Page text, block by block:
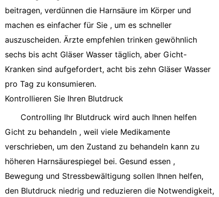
beitragen, verdünnen die Harnsäure im Körper und
machen es einfacher für Sie , um es schneller
auszuscheiden. Ärzte empfehlen trinken gewöhnlich
sechs bis acht Gläser Wasser täglich, aber Gicht-
Kranken sind aufgefordert, acht bis zehn Gläser Wasser
pro Tag zu konsumieren.
Kontrollieren Sie Ihren Blutdruck
Controlling Ihr Blutdruck wird auch Ihnen helfen
Gicht zu behandeln , weil viele Medikamente
verschrieben, um den Zustand zu behandeln kann zu
höheren Harnsäurespiegel bei. Gesund essen ,
Bewegung und Stressbewältigung sollen Ihnen helfen,
den Blutdruck niedrig und reduzieren die Notwendigkeit,